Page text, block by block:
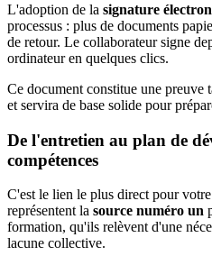
L'adoption de la signature
processus : plus de documents
de retour. Le collaborateur signe
ordinateur en quelques clics.
Ce document constitue une preuve
et servira de base solide pour
De l'entretien au plan de
compétences
C'est le lien le plus direct pour
représentent la source numéro un
formation, qu'ils relèvent d'une
lacune collective.